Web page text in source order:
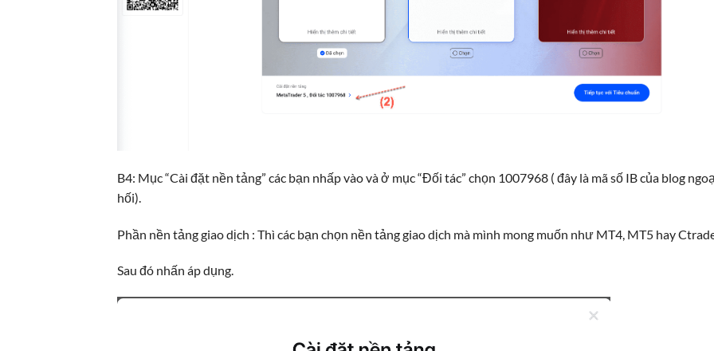
B4: Mục “Cài đặt nền tảng” các bạn nhấp vào và ở mục “Đối tác” chọn 1007968 ( đây là mã số IB của blog
hối).
Phần nền tảng giao dịch : Thì các bạn chọn nền tảng giao dịch mà mình mong muốn như MT4, MT5 hay
Sau đó nhấn áp dụng.